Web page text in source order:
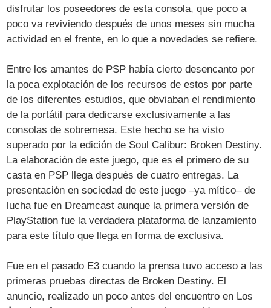
disfrutar los poseedores de esta consola, que poco a
poco va reviviendo después de unos meses sin mucha
actividad en el frente, en lo que a novedades se refiere.
Entre los amantes de PSP había cierto desencanto por
la poca explotación de los recursos de estos por parte
de los diferentes estudios, que obviaban el rendimiento
de la portátil para dedicarse exclusivamente a las
consolas de sobremesa. Este hecho se ha visto
superado por la edición de Soul Calibur: Broken Destiny.
La elaboración de este juego, que es el primero de su
casta en PSP llega después de cuatro entregas. La
presentación en sociedad de este juego –ya mítico– de
lucha fue en Dreamcast aunque la primera versión de
PlayStation fue la verdadera plataforma de lanzamiento
para este título que llega en forma de exclusiva.
Fue en el pasado E3 cuando la prensa tuvo acceso a las
primeras pruebas directas de Broken Destiny. El
anuncio, realizado un poco antes del encuentro en Los